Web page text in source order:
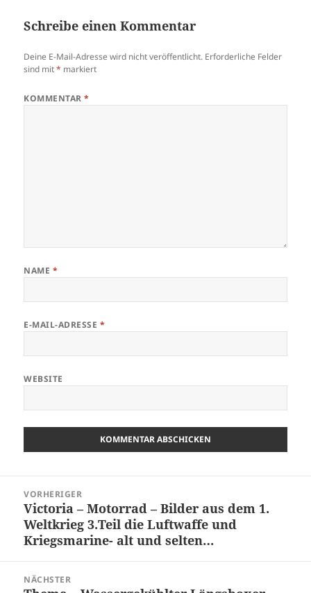
Schreibe einen Kommentar
Deine E-Mail-Adresse wird nicht veröffentlicht. Erforderliche Felder
sind mit* markiert
KOMMENTAR*
NAME *
E-MAIL-ADRESSE *
WEBSITE
VORHERIGER
Vorheriger
Beitrag:
Victoria – Motorrad – Bilder aus dem 1.
Weltkrieg 3.Teil die Luftwaffe und
Kriegsmarine- alt und selten…
NÄCHSTER